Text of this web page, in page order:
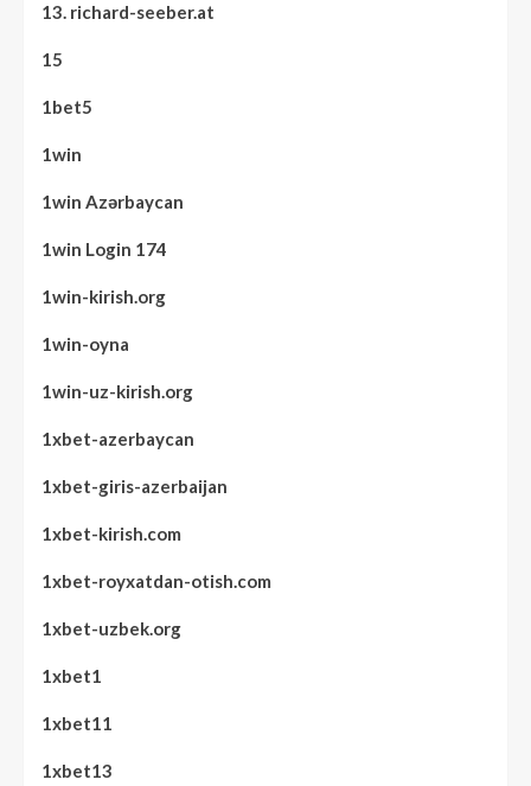
13. richard-seeber.at
15
1bet5
1win
1win Azərbaycan
1win Login 174
1win-kirish.org
1win-oyna
1win-uz-kirish.org
1xbet-azerbaycan
1xbet-giris-azerbaijan
1xbet-kirish.com
1xbet-royxatdan-otish.com
1xbet-uzbek.org
1xbet1
1xbet11
1xbet13